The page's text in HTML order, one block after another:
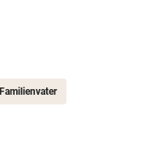
Familienvater